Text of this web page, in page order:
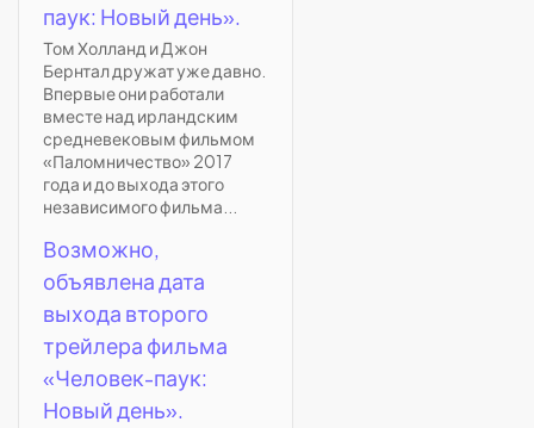
паук: Новый день».
Том Холланд и Джон
Бернтал дружат уже давно.
Впервые они работали
вместе над ирландским
средневековым фильмом
«Паломничество» 2017
года и до выхода этого
независимого фильма...
Возможно,
объявлена дата
выхода второго
трейлера фильма
«Человек-паук:
Новый день».